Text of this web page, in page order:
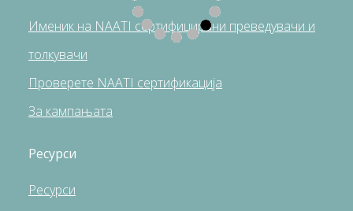
Именик на NAATI сертифицирани преведувачи и
толкувачи
Проверете NAATI сертификација
За кампањата
Ресурси
Pесурси